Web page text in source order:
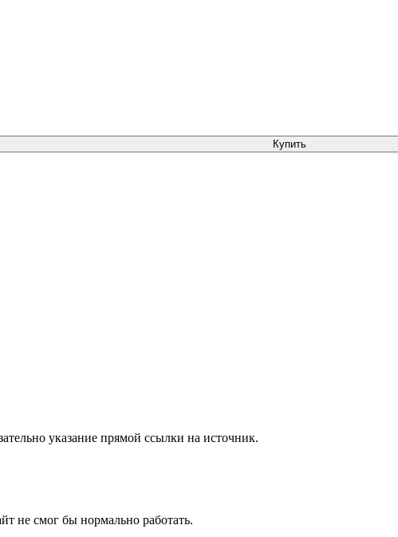
Купить
указание прямой ссылки на источник.
не смог бы нормально работать.